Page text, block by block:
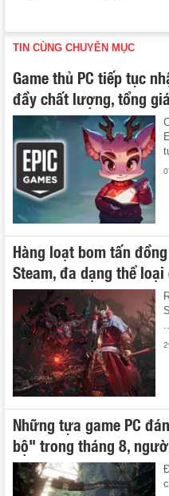
TIN CÙNG CHUYÊN MỤC
Game thủ PC tiếp tục
đầy chất lượng, tổng
Hàng loạt bom tấn
Steam, đa dạng thể
Những tựa game PC
bộ" trong tháng 8,